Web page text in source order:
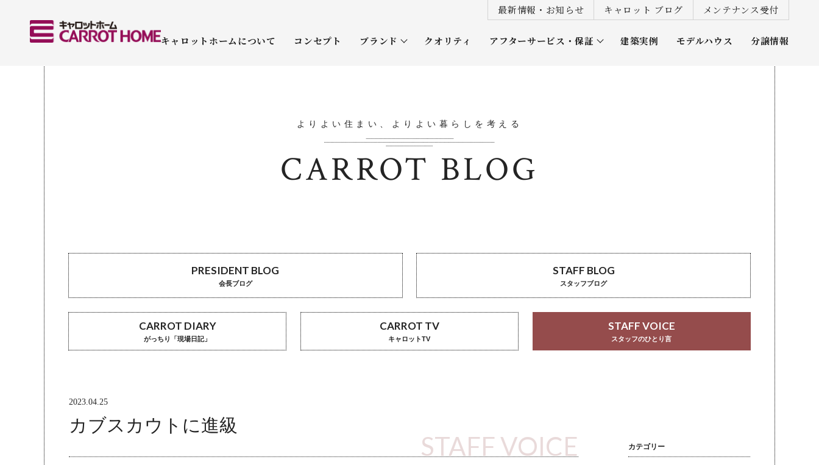
最新情報・お知らせ キャロット ブログ メンテナンス受付
キャロットホームについて コンセプト ブランド
平屋
クオリティ アフターサービス・保証 建築実例 モデルハウス 分譲情報
よりよい住まい、よりよい暮らしを考える
CARROT BLOG
PRESIDENT BLOG
会長ブログ
STAFF BLOG
スタッフブログ
CARROT DIARY
がっちり「現場日記」
CARROT TV
キャロットTV
STAFF VOICE
スタッフのひとり言
2023.04.25
カブスカウトに進級
STAFF VOICE カテゴリー